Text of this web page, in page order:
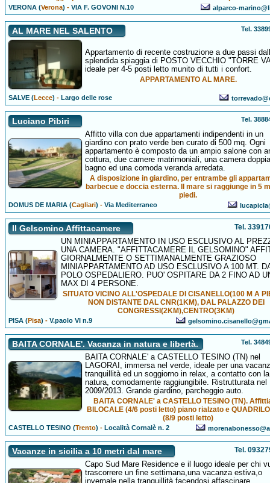
VERONA (Verona) -VIA F. GOVONI N.10 alparco-
AL MARE NEL SALENTO Tel.
Appartamento di recente costruzione a due passi
splendida spiaggia di POSTO VECCHIO "TORRE
ideale per 4-5 posti letto munito di tutti i confort.
APPARTAMENTO AL MARE.
SALVE (Lecce) -Largo delle rose
Luciano Pibiri Tel.
Affitto villa con due appartamenti indipendenti in un
giardino con prato verde ben curato di 500 mq. Ogni
appartamento è composto da un ampio salone con
cottura, due camere matrimoniali, una camera
bagno ed una comoda veranda arredata.
A disposizione in giardino, per entrambe gli
barbecue e doccia esterna. Il mare si raggiunge in 5
piedi.
DOMUS DE MARIA (Cagliari) -Via Mediterraneo
Il Gelsomino Affittacamere Tel.
UN MINIAPPARTAMENTO IN USO ESCLUSIVO AL
UNA CAMERA. "AFFITTACAMERE IL GELSOMINO"
GIORNALMENTE O SETTIMANALMENTE GRAZIOSO
MINIAPPARTAMENTO AD USO ESCLUSIVO A 100 MT.
POLO OSPEDALIERO. PUO' OSPITARE DA 2 FINO AD
MAX DI 4 PERSONE.
SITUATO VICINO ALL'OSPEDALE DI CISANELLO(100 M A
NON DISTANTE DAL CNR(1KM), DAL PALAZZO DEI
CONGRESSI(2KM),CENTRO(3KM)
PISA (Pisa) -V.paolo VI n.9
BAITA CORNALE'. Vacanza in natura e libertà. Tel.
BAITA CORNALE' a CASTELLO TESINO (TN) nel
LAGORAI, immersa nel verde, ideale per una
tranquillità ed un soggiorno in relax, a contatto con la
natura, comodamente raggiungibile. Ristrutturata nel
2009/2013. Grande giardino, parcheggio auto.
BAITA CORNALE' a CASTELLO TESINO (TN).
BILOCALE (4/6 posti letto) piano rialzato e
(8/9 posti letto)
CASTELLO TESINO (Trento) -Località Cornalè n. 2
Vacanze in sicilia a 10 metri dal mare Tel.
Capo Sud Mare Residence e il luogo ideale per chi
trascorrere un fine settimana,una vacanza estiva,o
invernale nella tranquillità facendosi affascinare